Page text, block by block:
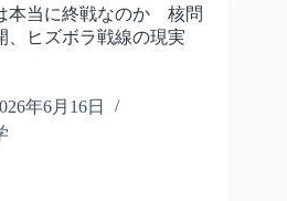
本当に終戦なのか 核問
、ヒズボラ戦線の現実
年6月16日